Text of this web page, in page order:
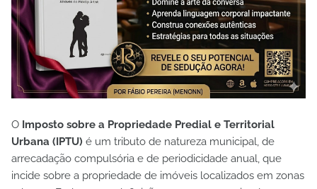
O Imposto sobre a Propriedade Predial e Territorial
Urbana (IPTU) é um tributo de natureza municipal, de
arrecadação compulsória e de periodicidade anual, que
incide sobre a propriedade de imóveis localizados em zonas